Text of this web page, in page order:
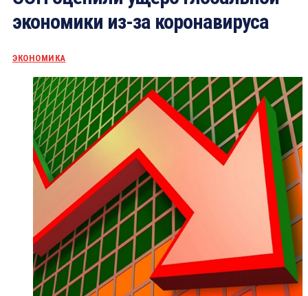
экономики из-за коронавируса
ЭКОНОМИКА